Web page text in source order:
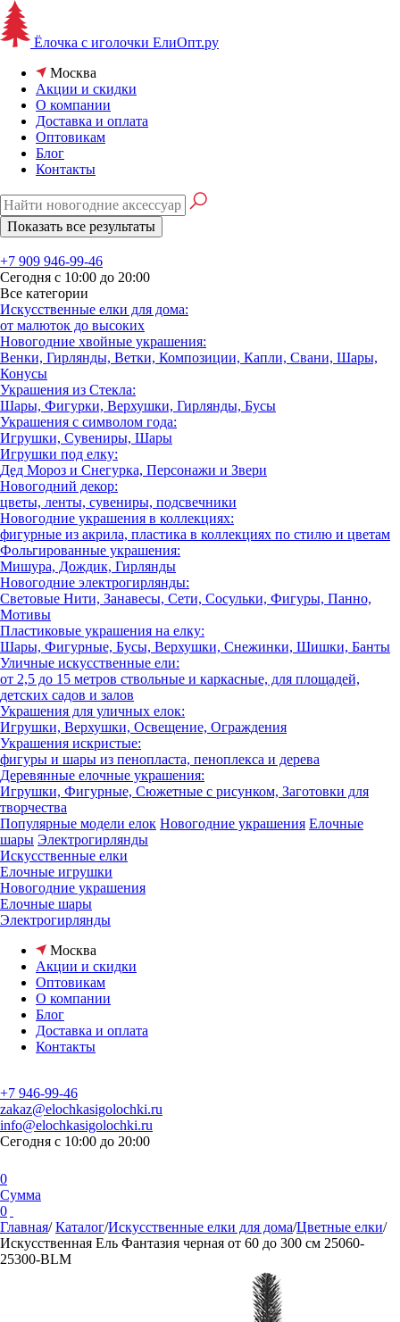
Ёлочка с иголочки ЕлиОпт.ру
Москва
Акции и скидки
О компании
Доставка и оплата
Оптовикам
Блог
Контакты
+7 909 946-99-46
Сегодня с 10:00 до 20:00
Все категории
Искусственные елки для дома:
от малюток до высоких
Новогодние хвойные украшения:
Венки, Гирлянды, Ветки, Композиции, Капли, Свани, Шары,
Конусы
Украшения из Стекла:
Шары, Фигурки, Верхушки, Гирлянды, Бусы
Украшения с символом года:
Игрушки, Сувениры, Шары
Игрушки под елку:
Дед Мороз и Снегурка, Персонажи и Звери
Новогодний декор:
цветы, ленты, сувениры, подсвечники
Новогодние украшения в коллекциях:
фигурные из акрила, пластика в коллекциях по стилю и цветам
Фольгированные украшения:
Мишура, Дождик, Гирлянды
Новогодние электрогирлянды:
Световые Нити, Занавесы, Сети, Сосульки, Фигуры, Панно,
Мотивы
Пластиковые украшения на елку:
Шары, Фигурные, Бусы, Верхушки, Снежинки, Шишки, Банты
Уличные искусственные ели:
от 2,5 до 15 метров ствольные и каркасные, для площадей,
детских садов и залов
Украшения для уличных елок:
Игрушки, Верхушки, Освещение, Ограждения
Украшения искристые:
фигуры и шары из пенопласта, пеноплекса и дерева
Деревянные елочные украшения:
Игрушки, Фигурные, Сюжетные с рисунком, Заготовки для
творчества
Популярные модели елок Новогодние украшения Елочные
шары Электрогирлянды
Искусственные елки
Елочные игрушки
Новогодние украшения
Елочные шары
Электрогирлянды
Москва
Акции и скидки
Оптовикам
О компании
Блог
Доставка и оплата
Контакты
+7 946-99-46
zakaz@elochkasigolochki.ru
info@elochkasigolochki.ru
Сегодня с 10:00 до 20:00
0
Сумма
0
Главная/ Каталог/Искусственные елки для дома/Цветные елки/
Искусственная Ель Фантазия черная от 60 до 300 см 25060-
25300-BLM